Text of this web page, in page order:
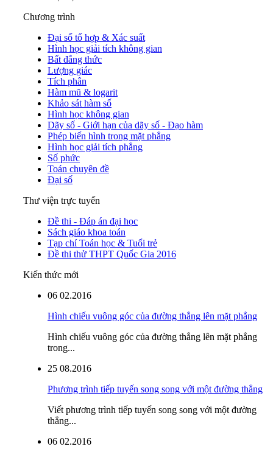
Chương trình
Đại số tổ hợp & Xác suất
Hình học giải tích không gian
Bất đẳng thức
Lượng giác
Tích phân
Hàm mũ & logarit
Khảo sát hàm số
Hình học không gian
Dãy số - Giới hạn của dãy số - Đạo hàm
Phép biến hình trong mặt phẳng
Hình học giải tích phẳng
Số phức
Toán chuyên đề
Đại số
Thư viện trực tuyến
Đề thi - Đáp án đại học
Sách giáo khoa toán
Tạp chí Toán học & Tuổi trẻ
Đề thi thử THPT Quốc Gia 2016
Kiến thức mới
06 02.2016
Hình chiếu vuông góc của đường thẳng lên mặt phẳng
Hình chiếu vuông góc của đường thẳng lên mặt phẳng
trong...
25 08.2016
Phương trình tiếp tuyến song song với một đường thẳng
Viết phương trình tiếp tuyến song song với một đường
thẳng...
06 02.2016